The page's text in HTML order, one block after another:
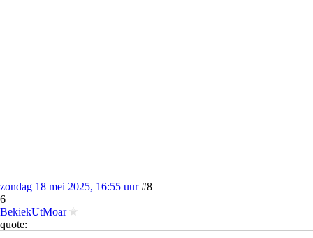
zondag 18 mei 2025, 16:55 uur #8
6
BekiekUtMoar
quote: